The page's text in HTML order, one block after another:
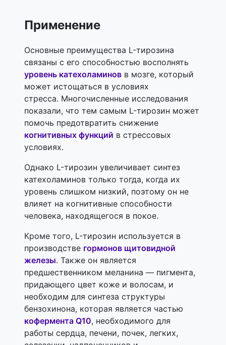
Применение
Основные преимущества L-тирозина
связаны с его способностью восполнять
уровень катехоламинов в мозге, который
может истощаться в условиях
стресса. Многочисленные исследования
показали, что тем самым L-тирозин может
помочь предотвратить снижение
когнитивных функций в стрессовых
условиях.
Однако L-тирозин увеличивает синтез
катехоламинов только тогда, когда их
уровень слишком низкий, поэтому он не
влияет на когнитивные способности
человека, находящегося в покое.
Кроме того, L-тирозин используется в
производстве гормонов щитовидной
железы. Также он является
предшественником меланина — пигмента,
придающего цвет коже и волосам, и
необходим для синтеза структуры
бензохинона, которая является частью
кофермента Q10, необходимого для
работы сердца, печени, почек, легких,